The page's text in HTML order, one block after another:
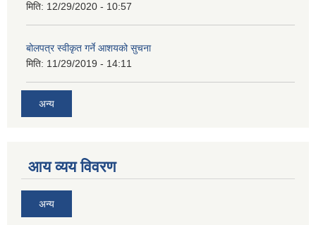
मिति: 12/29/2020 - 10:57
बोलपत्र स्वीकृत गर्ने आशयको सुचना
मिति: 11/29/2019 - 14:11
अन्य
आय व्यय विवरण
अन्य